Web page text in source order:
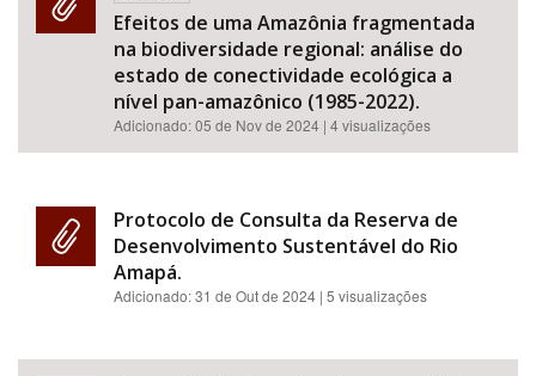
Efeitos de uma Amazônia fragmentada
na biodiversidade regional: análise do
estado de conectividade ecológica a
nível pan-amazônico (1985-2022).
Adicionado:05 de Nov de 2024 | 4 visualizações
Protocolo de Consulta da Reserva de
Desenvolvimento Sustentável do Rio
Amapá.
Adicionado:31 de Out de 2024 | 5 visualizações